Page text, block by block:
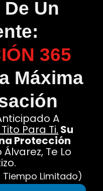
Un
365
Máxima
A
Para Ti. Su
Protección
Álvarez, Te Lo
Tiempo Limitado)